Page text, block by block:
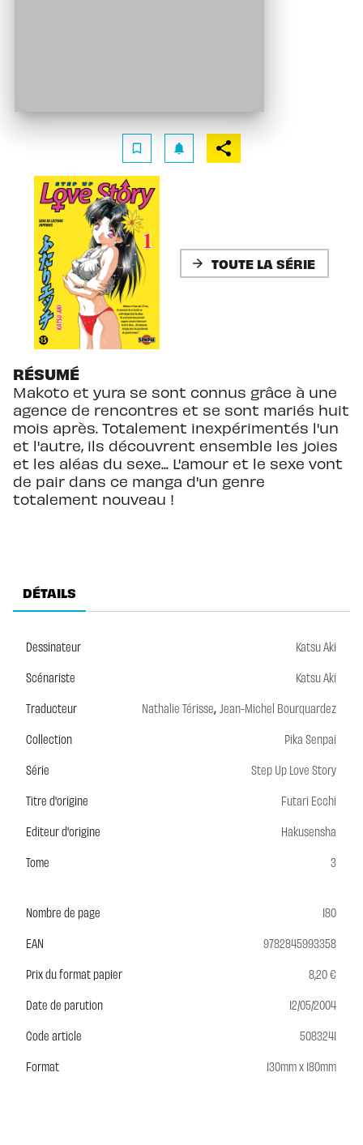
bookmark_border notifications
arrow_forward TOUTE LA SÉRIE
RÉSUMÉ
Makoto et yura se sont connus grâce à une
agence de rencontres et se sont mariés huit
mois après. Totalement inexpérimentés l'un
et l'autre, ils découvrent ensemble les joies
et les aléas du sexe... L'amour et le sexe vont
de pair dans ce manga d'un genre
totalement nouveau !
DÉTAILS
Dessinateur
Katsu Aki
Scénariste
Katsu Aki
Traducteur
Nathalie Térisse, Jean-Michel Bourquardez
Collection
Pika Senpai
Série
Step Up Love Story
Titre d'origine
Futari Ecchi
Editeur d'origine
Hakusensha
Tome
3
Nombre de page
180
EAN
9782845993358
Prix du format papier
8,20 €
Date de parution
12/05/2004
Code article
5083241
Format
130mm x 180mm